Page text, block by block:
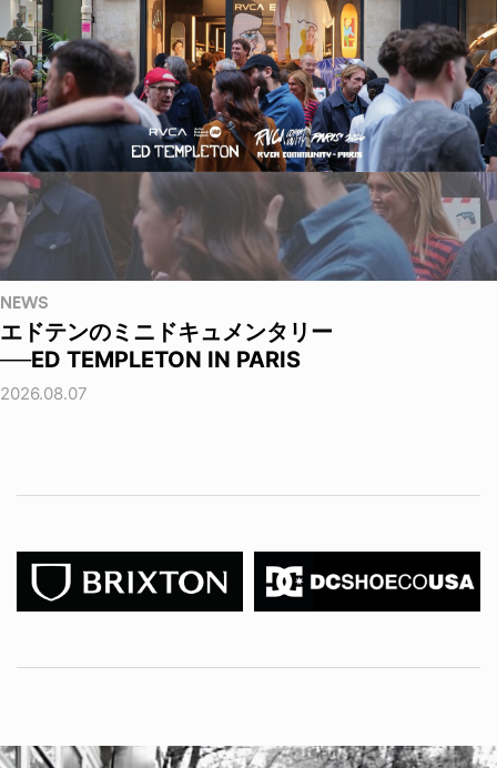
NEWS
エドテンのミニドキュメンタリー
──ED TEMPLETON IN PARIS
2026.08.07